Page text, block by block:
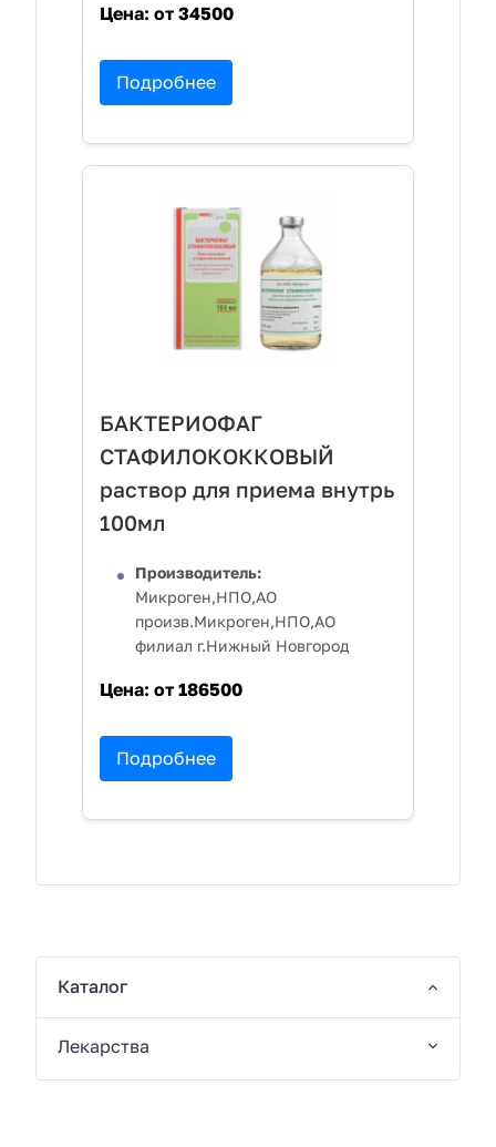
Цена: от 34500
Подробнее
БАКТЕРИОФАГ
СТАФИЛОКОККОВЫЙ
раствор для приема внутрь
100мл
Производитель:
Микроген,НПО,АО
произв.Микроген,НПО,АО
филиал г.Нижный Новгород
Цена: от 186500
Подробнее
Каталог
Лекарства